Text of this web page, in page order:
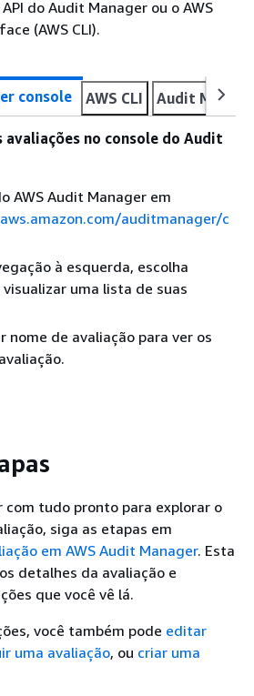
do Audit Manager ou o AWS
(AWS CLI).
console AWS CLI Audit
avaliações no console do Audit
AWS Audit Manager em
auditmanager/c
à esquerda, escolha
visualizar uma lista de suas
nome de avaliação para ver os
com tudo pronto para explorar o
siga as etapas em
em AWS Audit Manager. Esta
detalhes da avaliação e
que você vê lá.
você também pode editar
uma avaliação, ou criar uma